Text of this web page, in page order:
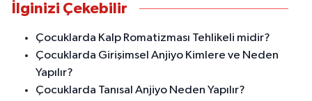
İlginizi Çekebilir
Çocuklarda Kalp Romatizması Tehlikeli midir?
Çocuklarda Girişimsel Anjiyo Kimlere ve Neden
Yapılır?
Çocuklarda Tanısal Anjiyo Neden Yapılır?